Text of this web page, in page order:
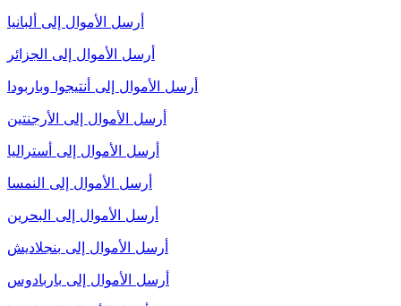
أرسل الأموال إلى ألبانيا
أرسل الأموال إلى الجزائر
أرسل الأموال إلى أنتيجوا وباربودا
أرسل الأموال إلى الأرجنتين
أرسل الأموال إلى أستراليا
أرسل الأموال إلى النمسا
أرسل الأموال إلى البحرين
أرسل الأموال إلى بنجلاديش
أرسل الأموال إلى باربادوس